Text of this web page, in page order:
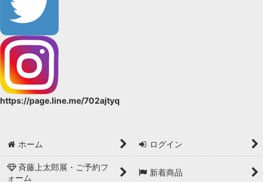
https://page.line.me/702ajtyq
ホーム ログイン
斉藤上太郎展・ご予約フ
ォーム
新着商品